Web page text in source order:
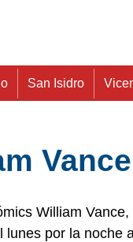
San Isidro
William
lunes por la